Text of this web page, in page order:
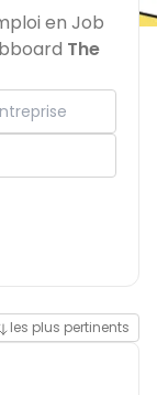
en Job
The
les plus pertinents